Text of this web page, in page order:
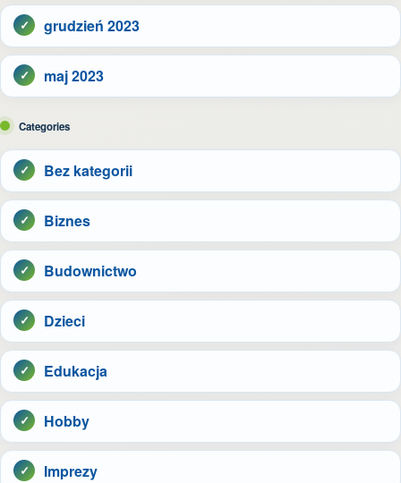
grudzień 2023
maj 2023
Categories
Bez kategorii
Biznes
Budownictwo
Dzieci
Edukacja
Hobby
Imprezy